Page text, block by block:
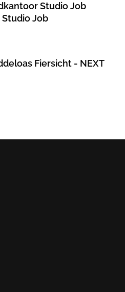
Studio Job
Job
Fiersicht - NEXT